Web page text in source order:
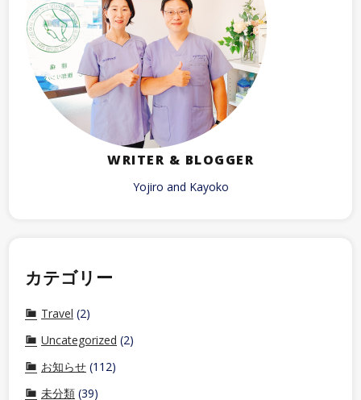
WRITER & BLOGGER
Yojiro and Kayoko
カテゴリー
Travel (2)
Uncategorized (2)
お知らせ (112)
未分類 (39)